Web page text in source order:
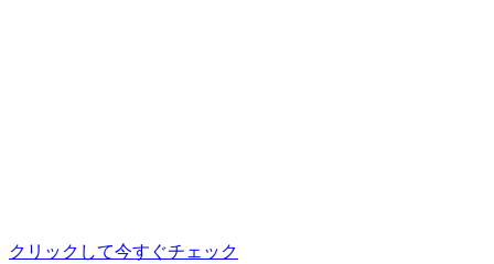
クリックして今すぐチェック